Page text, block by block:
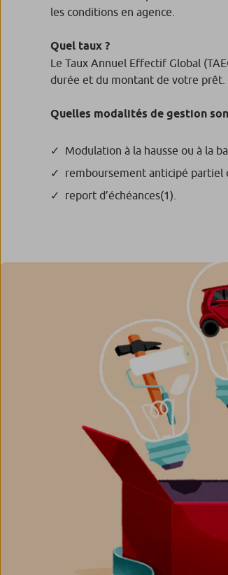
les conditions en agence.
Quel taux ?
Le Taux Annuel Effectif Global
durée et du montant de votre prêt.
Quelles modalités de gestion
Modulation à la hausse ou à la
remboursement anticipé partiel
report d’échéances(1)